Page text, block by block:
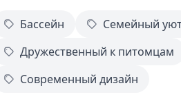
Бассейн
Семейный
Дружественный к питомцам
Современный дизайн